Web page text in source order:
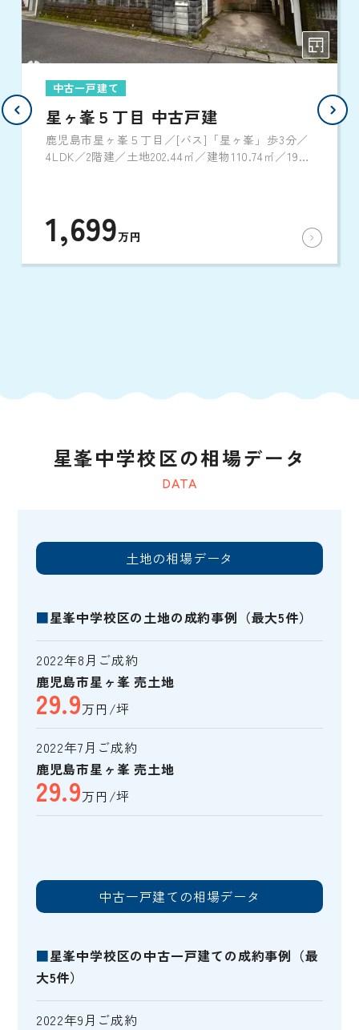
中古一戸建て
星ヶ峯５丁目 中古戸建
鹿児島市星ヶ峯５丁目／[バス]「星ヶ峯」歩3分／
4LDK／2階建／土地202.44㎡／建物110.74㎡／1988
1,699万円
DATA
星峯中学校区の相場データ
土地の相場データ
■星峯中学校区の土地の成約事例（最大5件）
2022年8月ご成約
鹿児島市星ヶ峯 売土地
29.9万円/坪
2022年7月ご成約
鹿児島市星ヶ峯 売土地
29.9万円/坪
中古一戸建ての相場データ
■星峯中学校区の中古一戸建ての成約事例（最
大5件）
2022年9月ご成約